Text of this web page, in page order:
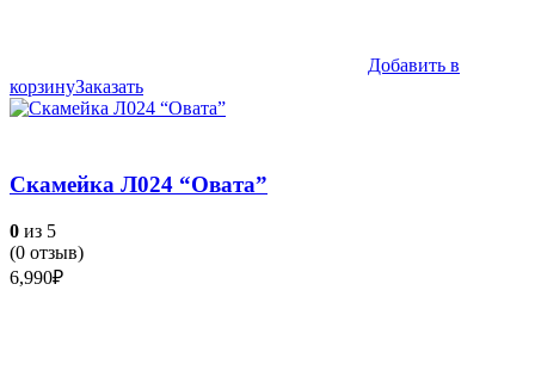
Добавить в
корзинуЗаказать
Скамейка Л024 “Овата”
0 из 5
(0 отзыв)
6,990₽